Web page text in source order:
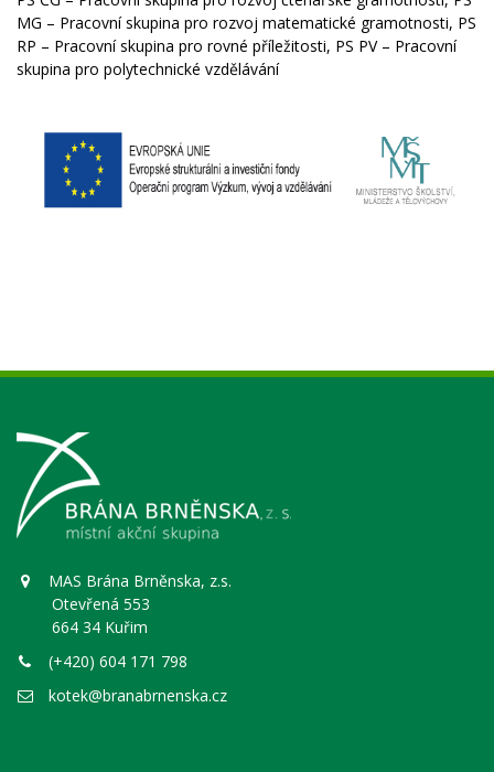
MG – Pracovní skupina pro rozvoj matematické gramotnosti, PS
RP – Pracovní skupina pro rovné příležitosti, PS PV – Pracovní
skupina pro polytechnické vzdělávání
MAS Brána Brněnska, z.s.
Otevřená 553
664 34 Kuřim
(+420) 604 171 798
kotek@branabrnenska.cz